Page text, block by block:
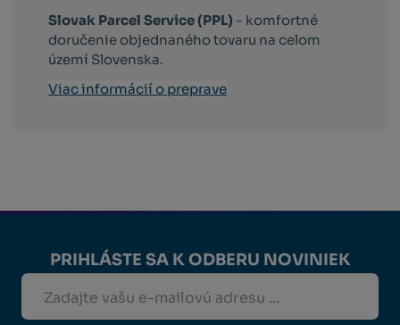
Slovak Parcel Service (PPL) - komfortné
doručenie objednaného tovaru na celom
území Slovenska.
Viac informácií o preprave
PRIHLÁSTE SA K ODBERU NOVINIEK